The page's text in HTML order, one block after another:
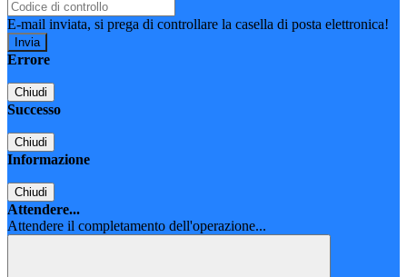
E-mail inviata, si prega di controllare la casella di posta elettronica!
Errore
Chiudi
Successo
Chiudi
Informazione
Chiudi
Attendere...
Attendere il completamento dell'operazione...